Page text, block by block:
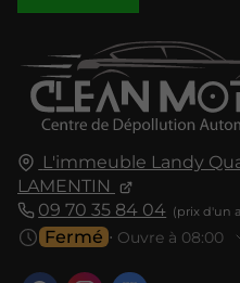
L'immeuble Landy
LAMENTIN
09 70 35 84 04
Fermé ⋅ Ouvre à 08:00